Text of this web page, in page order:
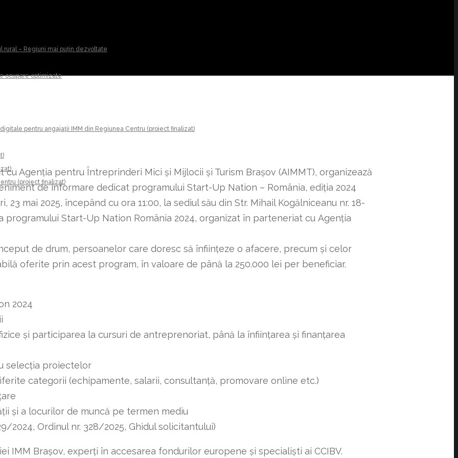
rural – Regiuni mai puțin dezvoltate
ocupare optimizate
pentru angajații IMM din Regiunea Centru (proiect finalizat)
(proiect finalizat)
Agenția pentru Întreprinderi Mici și Mijlocii și Turism Brașov (AIMMT), organizează
de informare dedicat programului Start-Up Nation – România, ediția 2024
mai 2025, începând cu ora 11:00, la sediul său din Str. Mihail Kogălniceanu nr. 18-
Start-Up Nation România 2024, organizat în parteneriat cu Agenția
de drum, persoanelor care doresc să înființeze o afacere, precum și celor
oferite prin acest program, în valoare de până la 250.000 lei per beneficiar.
2024
și participarea la cursuri de antreprenoriat, până la înființarea și finanțarea
selecția proiectelor
categorii (echipamente, salarii, consultanță, promovare online etc.)
și a locurilor de muncă pe termen mediu
2024, Ordinul nr. 328/2025, Ghidul solicitantului)
IMM Brașov, experți în accesarea fondurilor europene și specialiști ai CCIBV.